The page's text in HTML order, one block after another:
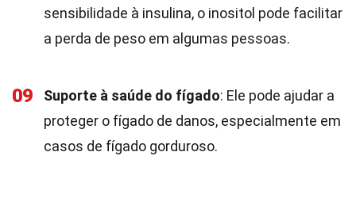
sensibilidade à insulina, o inositol pode facilitar
a perda de peso em algumas pessoas.
09 Suporte à saúde do fígado: Ele pode ajudar a
proteger o fígado de danos, especialmente em
casos de fígado gorduroso.